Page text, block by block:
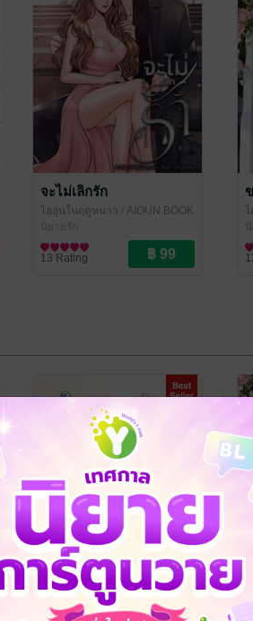
จะไม่เลิกรัก
ไออุ่นในฤดูหนาว / AIOUN BOOK
นิยายรัก
13 Rating